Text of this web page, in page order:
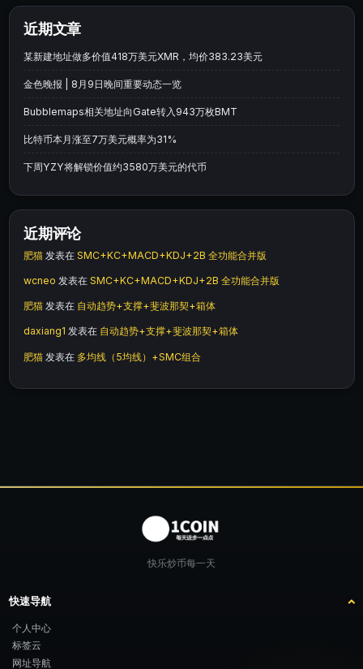
近期文章
某新建地址做多价值418万美元XMR，均价383.23美元
金色晚报 | 8月9日晚间重要动态一览
Bubblemaps相关地址向Gate转入943万枚BMT
比特币本月涨至7万美元概率为31%
下周YZY将解锁价值约3580万美元的代币
近期评论
肥猫 发表在 SMC+KC+MACD+KDJ+2B 全功能合并版
wcneo 发表在 SMC+KC+MACD+KDJ+2B 全功能合并版
肥猫 发表在 自动趋势+支撑+斐波那契+箱体
daxiang1 发表在 自动趋势+支撑+斐波那契+箱体
肥猫 发表在 多均线（5均线）+SMC组合
快乐炒币每一天
快速导航
个人中心
标签云
网址导航